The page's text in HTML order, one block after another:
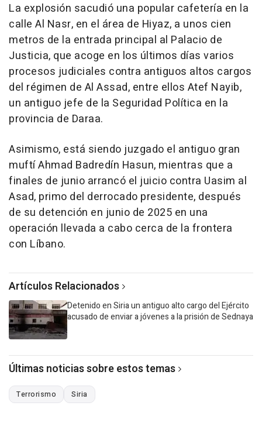
La explosión sacudió una popular cafetería en la
calle Al Nasr, en el área de Hiyaz, a unos cien
metros de la entrada principal al Palacio de
Justicia, que acoge en los últimos días varios
procesos judiciales contra antiguos altos cargos
del régimen de Al Assad, entre ellos Atef Nayib,
un antiguo jefe de la Seguridad Política en la
provincia de Daraa.
Asimismo, está siendo juzgado el antiguo gran
muftí Ahmad Badredín Hasun, mientras que a
finales de junio arrancó el juicio contra Uasim al
Asad, primo del derrocado presidente, después
de su detención en junio de 2025 en una
operación llevada a cabo cerca de la frontera
con Líbano.
Artículos Relacionados
Detenido en Siria un antiguo alto cargo del Ejército
acusado de enviar a jóvenes a la prisión de Sednaya
Últimas noticias sobre estos temas
Terrorismo Siria